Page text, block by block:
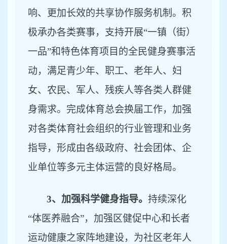
响、更加长效的共享协作服务机制。积
极承办各类赛事，支持开展“一镇（街）
一品”和特色体育项目的全民健身赛事活
动，满足青少年、职工、老年人、妇
女、农民、军人、残疾人等各类人群健
身需求。完成体育总会换届工作，加强
对各类体育社会组织的行业管理和业务
指导，形成由各级政府、社会团体、企
业单位等多元主体运营的良好格局。
3、加强科学健身指导。 持续深化
“体医养融合”，加强区健促中心和长者
运动健康之家阵地建设，为社区老年人